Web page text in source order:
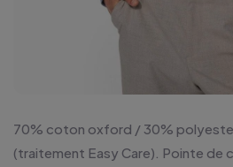
70% coton oxford / 30%
(traitement Easy Care). Pointe de